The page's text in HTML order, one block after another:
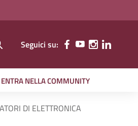
Seguici su:
ENTRA NELLA COMMUNITY
DI ELETTRONICA